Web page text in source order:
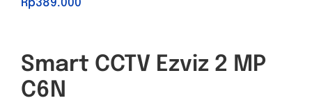
Rp389.000
Smart CCTV Ezviz 2 MP
C6N